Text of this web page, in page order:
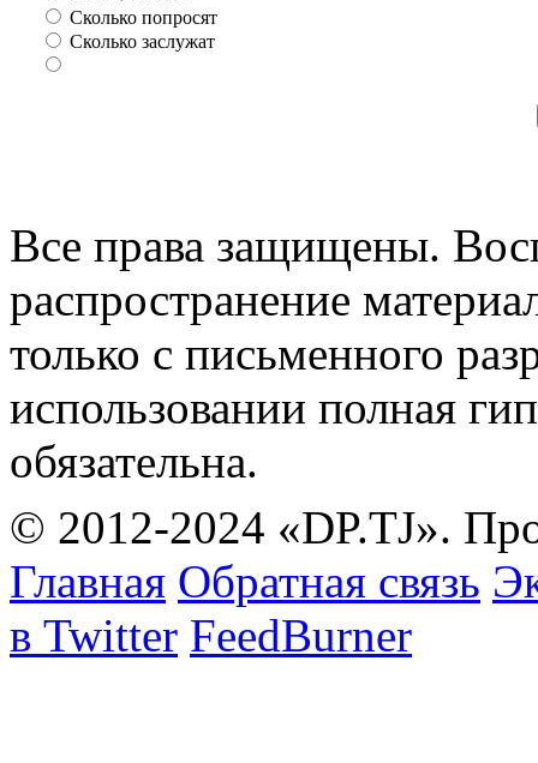
Сколько попросят
Сколько заслужат
Все права защищены.
распространение
только с письменного
использовании полная
обязательна.
© 2012-2024 «DP.TJ».
Главная Обратная связь
в Twitter FeedBurner